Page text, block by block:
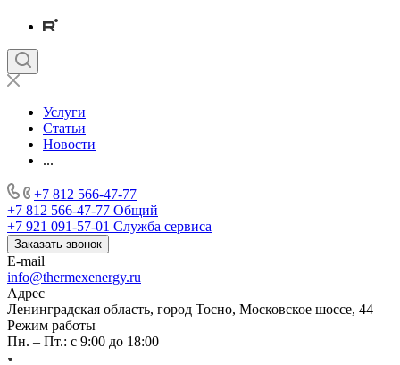
Услуги
Статьи
Новости
...
+7 812 566-47-77
+7 812 566-47-77 Общий
+7 921 091-57-01 Служба сервиса
Заказать звонок
E-mail
info@thermexenergy.ru
Адрес
Ленинградская область, город Тосно, Московское шоссе, 44
Режим работы
Пн. – Пт.: с 9:00 до 18:00